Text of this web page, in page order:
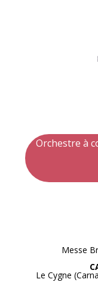
Orchestre à
Messe
Le Cygne